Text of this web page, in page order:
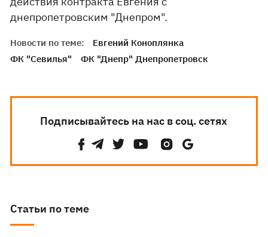
днепропетровским "Днепром".
Новости по теме:
Евгений Коноплянка
ФК "Севилья"
ФК "Днепр" Днепропетровск
Подписывайтесь на нас в соц. сетях
Статьи по теме